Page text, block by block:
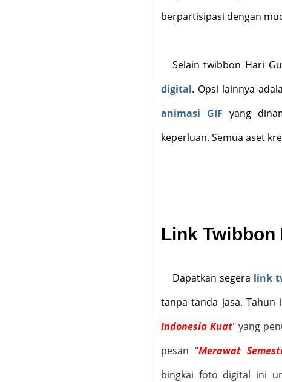
berpartisipasi dengan
Selain twibbon Hari
digital. Opsi lainnya
animasi GIF yang
keperluan. Semua aset
Link Twibbon
Dapatkan segera link
tanpa tanda jasa. Tahun
Indonesia Kuat" yang
pesan "Merawat
bingkai foto digital ini